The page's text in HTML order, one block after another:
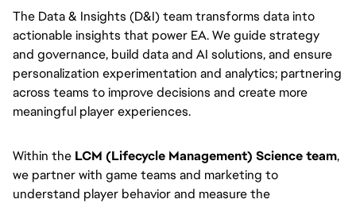
The Data & Insights (D&I) team transforms data into
actionable insights that power EA. We guide strategy
and governance, build data and AI solutions, and ensure
personalization experimentation and analytics; partnering
across teams to improve decisions and create more
meaningful player experiences.
Within the LCM (Lifecycle Management) Science team,
we partner with game teams and marketing to
understand player behavior and measure the